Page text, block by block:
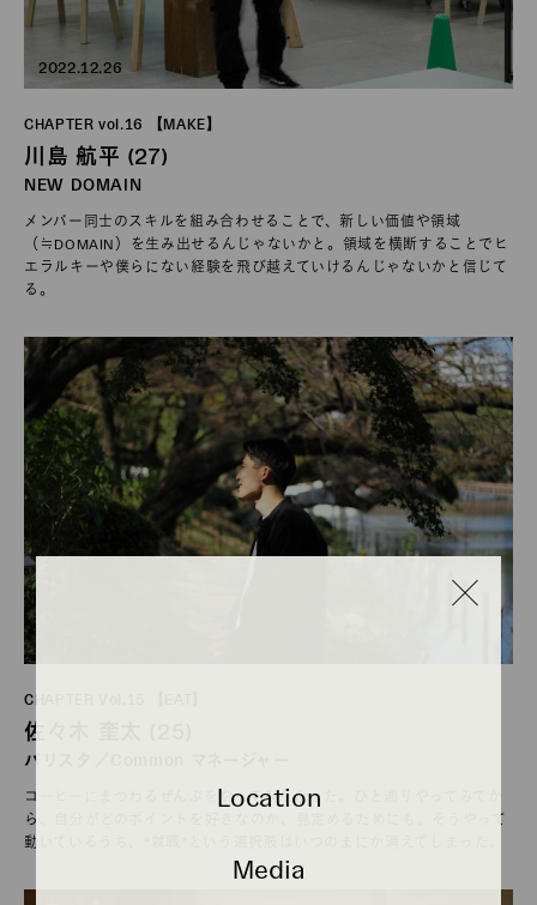
Location
Media
2022.12.26
CHAPTER vol.16 【MAKE】
川島 航平 (27)
NEW DOMAIN
メンバー同士のスキルを組み合わせることで、新しい価値や領域
（≒DOMAIN）を生み出せるんじゃないかと。領域を横断することでヒ
エラルキーや僕らにない経験を飛び越えていけるんじゃないかと信じて
る。
CHAPTER Vol.15 【EAT】
佐々木 奎太 (25)
バリスタ／Common マネージャー
コーヒーにまつわるぜんぶをやってみたかった。ひと通りやってみてか
ら、自分がどのポイントを好きなのか、見定めるためにも。そうやって
動いているうち、“就職”という選択肢はいつのまにか消えてしまった。